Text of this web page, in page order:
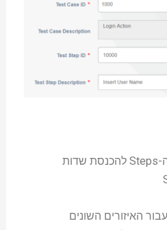
נמשיך ככה ונכניס גם את ה-Steps להכנסת שדות
כעת ניצור Page Objects עבור האיזורים השונים